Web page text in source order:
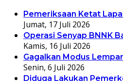
Pemeriksaan Ketat
Jumat, 17 Juli 2026
Operasi Senyap BNNK
Kamis, 16 Juli 2026
Gagalkan Modus
Senin, 6 Juli 2026
Diduga Lakukan